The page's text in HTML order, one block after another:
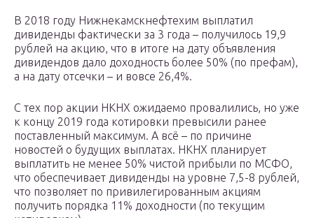
В 2018 году Нижнекамскнефтехим выплатил
дивиденды фактически за 3 года – получилось 19,9
рублей на акцию, что в итоге на дату объявления
дивидендов дало доходность более 50% (по префам),
а на дату отсечки – и вовсе 26,4%.
С тех пор акции НКНХ ожидаемо провалились, но уже
к концу 2019 года котировки превысили ранее
поставленный максимум. А всё – по причине
новостей о будущих выплатах. НКНХ планирует
выплатить не менее 50% чистой прибыли по МСФО,
что обеспечивает дивиденды на уровне 7,5-8 рублей,
что позволяет по привилегированным акциям
получить порядка 11% доходности (по текущим